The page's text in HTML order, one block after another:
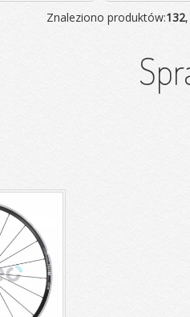
Znaleziono produktów:132